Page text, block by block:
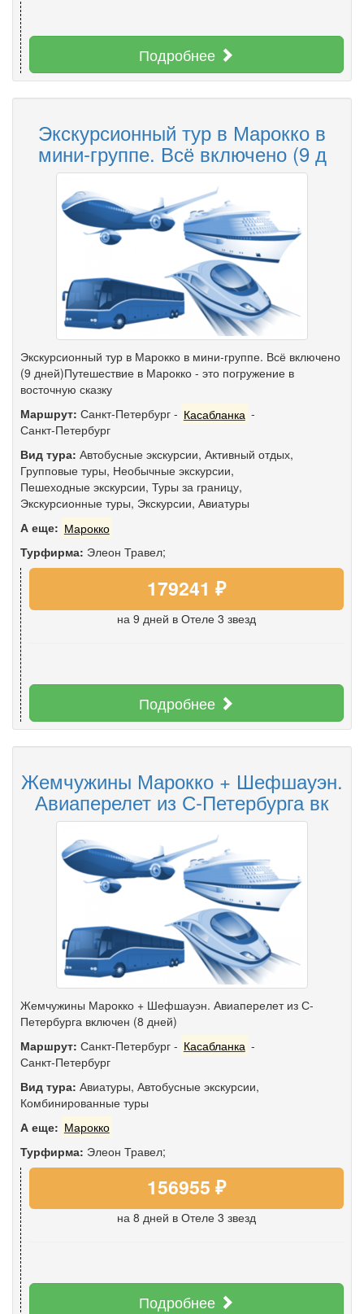
Подробнее
Экскурсионный тур в Марокко в
мини-группе. Всё включено (9 д
Экскурсионный тур в Марокко в мини-группе. Всё включено
(9 дней)Путешествие в Марокко - это погружение в
восточную сказку
Маршрут: Санкт-Петербург - Касабланка -
Санкт-Петербург
Вид тура: Автобусные экскурсии, Активный отдых,
Групповые туры, Необычные экскурсии,
Пешеходные экскурсии, Туры за границу,
Экскурсионные туры, Экскурсии, Авиатуры
А еще: Марокко
Турфирма: Элеон Травел;
179241 ₽
на 9 дней в Отеле 3 звезд
Подробнее
Жемчужины Марокко + Шефшауэн.
Авиаперелет из С-Петербурга вк
Жемчужины Марокко + Шефшауэн. Авиаперелет из С-
Петербурга включен (8 дней)
Маршрут: Санкт-Петербург - Касабланка -
Санкт-Петербург
Вид тура: Авиатуры, Автобусные экскурсии,
Комбинированные туры
А еще: Марокко
Турфирма: Элеон Травел;
156955 ₽
на 8 дней в Отеле 3 звезд
Подробнее